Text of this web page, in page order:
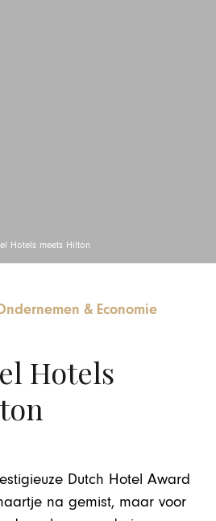
Hotels meets Hilton
& Economie
Hotels
Dutch Hotel Award
na gemist, maar voor